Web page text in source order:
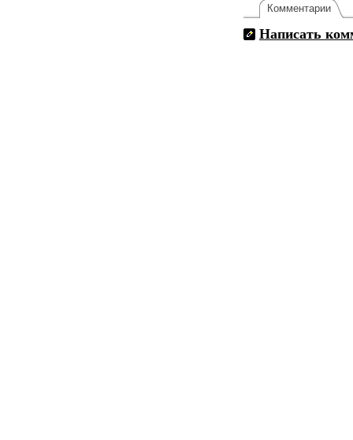
Комментарии
Написать